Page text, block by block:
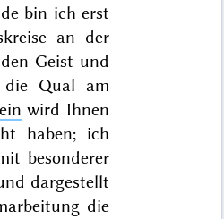
bin ich erst
an der
Geist und
die Qual am
wird Ihnen
haben; ich
besonderer
dargestellt
die